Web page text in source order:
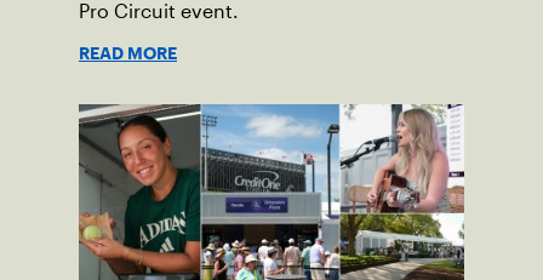
Pro Circuit event.
READ MORE